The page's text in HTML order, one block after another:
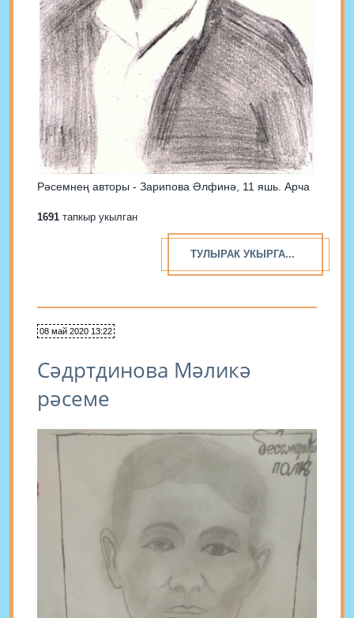
Рәсемнең авторы - Зарипова Әлфинә, 11 яшь. Арча
1691 тапкыр укылган
ТУЛЫРАК УКЫРГА...
08 май 2020 13:22
Сәдртдинова Мәликә
рәсеме